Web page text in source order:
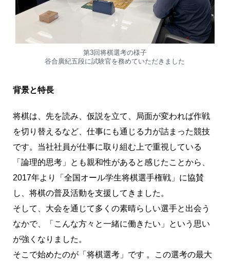
第3回将棋選考の様子
谷合廣紀五段に試験官を務めていただきました
背景と特長
将棋は、先を読み、仮説を立て、局面が変われば作戦
を切り替えるなど、仕事にも通じる力が詰まった競技
です。当社社員が仕事に取り組む上で重視している
「論理的思考」とも親和性があると感じたことから、
2017年より「全国オール学生将棋選手権戦」に協賛
し、将棋の普及活動を支援してきました。
そして、大会を通じて多くの素晴らしい選手と出会う
なかで、「こんな方々と一緒に働きたい」という思い
が強くなりました。
そこで始めたのが「将棋選考」です 。この選考の最大